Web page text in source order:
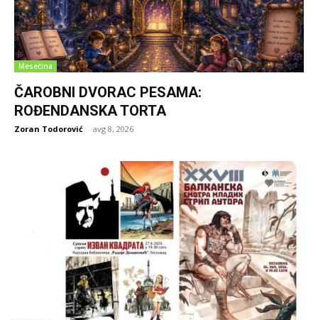
Mesečina
ČAROBNI DVORAC PESAMA:
ROĐENDANSKA TORTA
Zoran Todorović - avg 8, 2026